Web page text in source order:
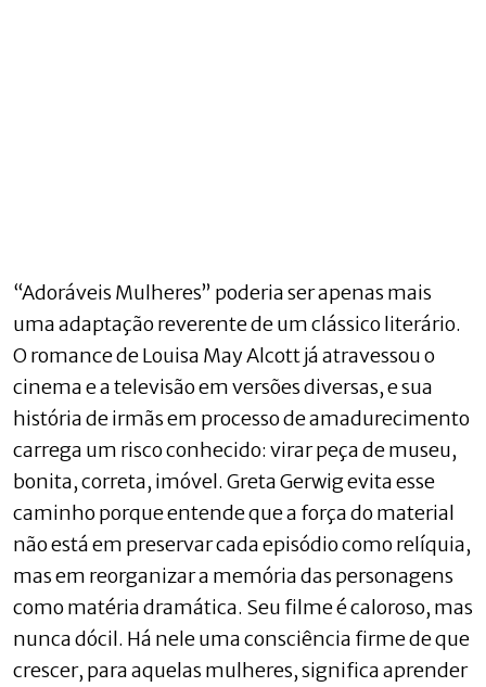
“Adoráveis Mulheres” poderia ser apenas mais
uma adaptação reverente de um clássico literário.
O romance de Louisa May Alcott já atravessou o
cinema e a televisão em versões diversas, e sua
história de irmãs em processo de amadurecimento
carrega um risco conhecido: virar peça de museu,
bonita, correta, imóvel. Greta Gerwig evita esse
caminho porque entende que a força do material
não está em preservar cada episódio como relíquia,
mas em reorganizar a memória das personagens
como matéria dramática. Seu filme é caloroso, mas
nunca dócil. Há nele uma consciência firme de que
crescer, para aquelas mulheres, significa aprender